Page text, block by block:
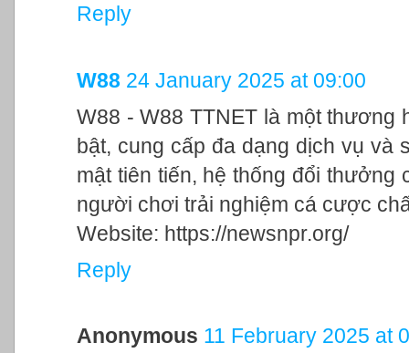
Reply
W88 24 January 2025 at 09:00
W88 - W88 TTNET là một
bật, cung cấp đa dạng dịch vụ và
mật tiên tiến, hệ thống đổi thưởng
người chơi trải nghiệm cá cược
Website: https://newsnpr.org/
Reply
Anonymous 11 February 2025 at